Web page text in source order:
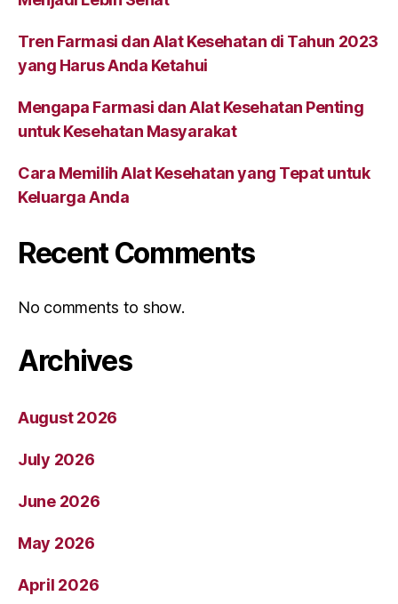
Tren Farmasi dan Alat Kesehatan di Tahun 2023
yang Harus Anda Ketahui
Mengapa Farmasi dan Alat Kesehatan Penting
untuk Kesehatan Masyarakat
Cara Memilih Alat Kesehatan yang Tepat untuk
Keluarga Anda
Recent Comments
No comments to show.
Archives
August 2026
July 2026
June 2026
May 2026
April 2026